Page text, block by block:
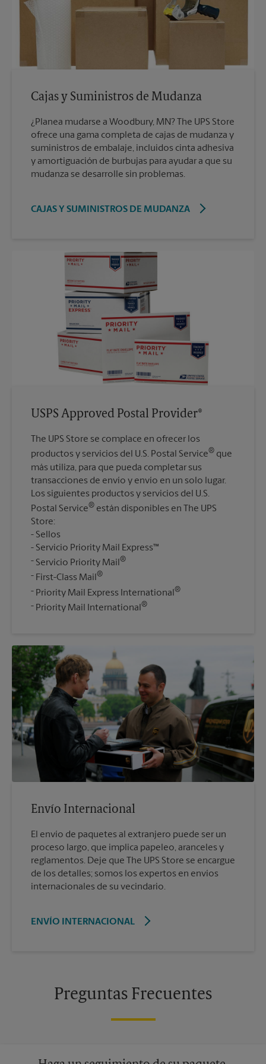
Cajas y Suministros de Mudanza
¿Planea mudarse a Woodbury, MN? The UPS Store
ofrece una gama completa de cajas de mudanza y
suministros de embalaje, incluidos cinta adhesiva
y amortiguación de burbujas para ayudar a que su
mudanza se desarrolle sin problemas.
CAJAS Y SUMINISTROS DE MUDANZA
USPS Approved Postal Provider®
The UPS Store se complace en ofrecer los
productos y servicios del U.S. Postal Service® que
más utiliza, para que pueda completar sus
transacciones de envío y envío en un solo lugar.
Los siguientes productos y servicios del U.S.
Postal Service® están disponibles en The UPS
Store:
Sellos
Servicio Priority Mail Express™
Servicio Priority Mail®
First-Class Mail®
Priority Mail Express International ®
Priority Mail International®
Envío Internacional
El envío de paquetes al extranjero puede ser un
proceso largo, que implica papeleo, aranceles y
reglamentos. Deje que The UPS Store se encargue
de los detalles; somos los expertos en envíos
internacionales de su vecindario.
ENVÍO INTERNACIONAL
Preguntas Frecuentes